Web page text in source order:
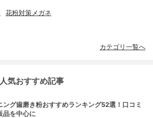
花粉対策メガネ
カテゴリ一覧へ
気おすすめ記事
ング歯磨き粉おすすめランキング52選！口コミ
品を中心に